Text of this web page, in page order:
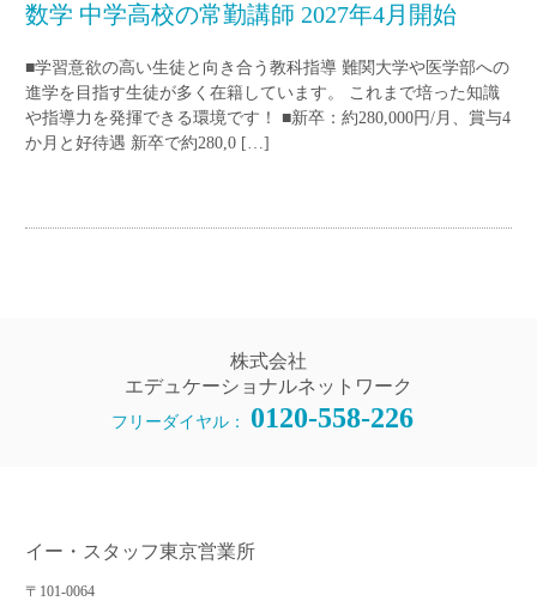
数学 中学高校の常勤講師 2027年4月開始
■学習意欲の高い生徒と向き合う教科指導 難関大学や医学部への
進学を目指す生徒が多く在籍しています。 これまで培った知識
や指導力を発揮できる環境です！ ■新卒：約280,000円/月、賞与4
か月と好待遇 新卒で約280,0 […]
株式会社
エデュケーショナルネットワーク
フリーダイヤル： 0120-558-226
イー・スタッフ東京営業所
〒101-0064